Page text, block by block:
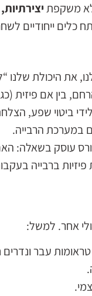
משקפת
ייחודיים
את היכולת שלנו
אם פיזית
ביטוי שפע,
במערכת הרבייה.
עוסק בשאלה:
ברבייה
אחר. למשל:
עבר